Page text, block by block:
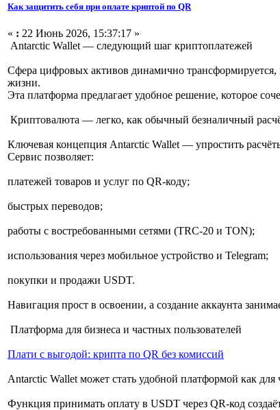
Как защитить себя при оплате криптой по QR
« : 22 Июнь 2026, 15:37:17 »
Antarctic Wallet — следующий шаг криптоплатежей
Сфера цифровых активов динамично
жизни.
Эта платформа предлагает удобное решение, которое
Криптовалюта — легко, как обычный безналичный
Ключевая концепция Antarctic Wallet — упростить
Сервис позволяет:
платежей товаров и услуг по QR-коду;
быстрых переводов;
работы с востребованными сетями (TRC-20 и TON);
использования через мобильное устройство и Telegram;
покупки и продажи USDT.
Навигация прост в освоении, а создание аккаунта
Платформа для бизнеса и частных пользователей
Плати с выгодой: крипта по QR без комиссий
Antarctic Wallet может стать удобной платформой как
Функция принимать оплату в USDT через QR-код